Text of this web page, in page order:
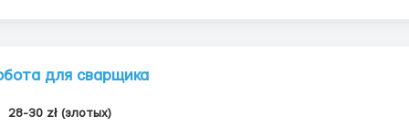
для сварщика
28-30 zł (злотых)